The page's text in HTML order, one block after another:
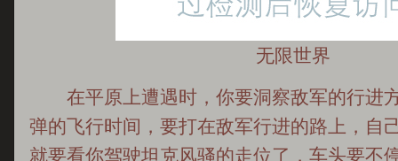
无限世界
在平原上遭遇时，你要洞察敌军的行进
弹的飞行时间，要打在敌军行进的路上，自
就要看你驾驶坦克风骚的走位了，车头要不